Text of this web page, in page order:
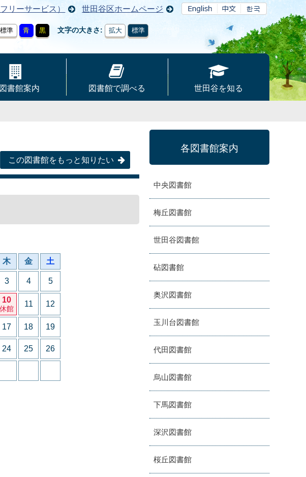
リーサービス） 世田谷区ホームページ
標準 青 黒 文字の大きさ 拡大 標準
書館案内 図書館で調べる 世田谷を知る
この図書館をもっと知りたい
木 金 土
3 4 5
10
休館
11 12
17 18 19
24 25 26
各図書館案内
中央図書館
梅丘図書館
世田谷図書館
砧図書館
奥沢図書館
玉川台図書館
代田図書館
烏山図書館
下馬図書館
深沢図書館
桜丘図書館